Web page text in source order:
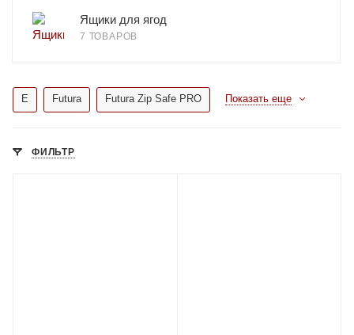
Ящики для ягод
7 ТОВАРОВ
E Futura Futura Zip Safe PRO Показать еще
ФИЛЬТР